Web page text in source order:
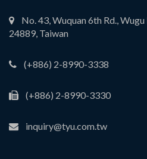
No. 43, Wuquan 6th Rd.,
24889, Taiwan
(+886) 2-8990-3338
(+886) 2-8990-3330
inquiry@tyu.com.tw